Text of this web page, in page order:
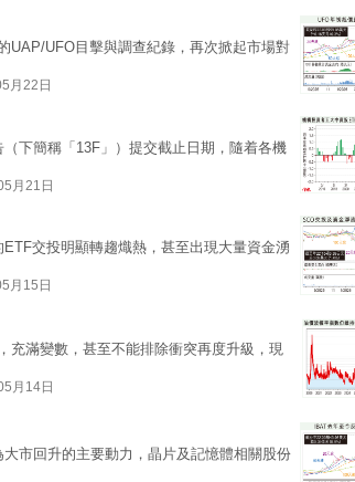
UAP/UFO目擊與調查紀錄，再次掀起市場對
月22日
下簡稱「13F」）提交截止日期，隨着各機
月21日
交投明顯轉趨熾熱，甚至出現大量資金湧
月15日
充滿變數，甚至不能排除衝突再度升級，現
月14日
市回升的主要動力，晶片及記憶體相關股份